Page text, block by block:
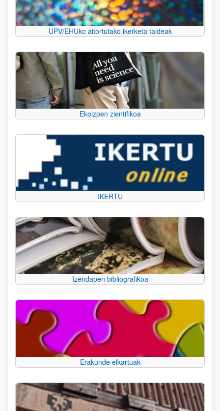
UPV/EHUko aitortutako ikerketa taldeak
Ekoizpen zientifikoa
IKERTU
Izendapen bibliografikoa
Erakunde elkartuak